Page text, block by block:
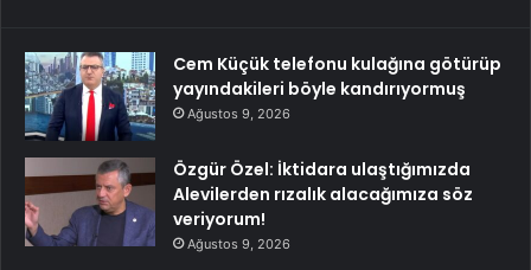
Cem Küçük telefonu kulağına götürüp
yayındakileri böyle kandırıyormuş
Ağustos 9, 2026
Özgür Özel: İktidara ulaştığımızda
Alevilerden rızalık alacağımıza söz
veriyorum!
Ağustos 9, 2026